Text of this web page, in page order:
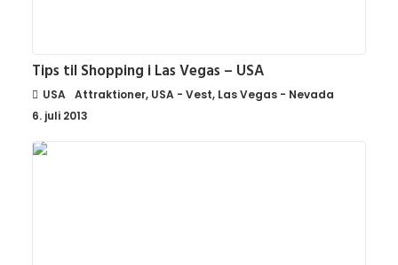
Tips til Shopping i Las Vegas – USA
USA Attraktioner, USA - Vest, Las Vegas - Nevada
6. juli 2013